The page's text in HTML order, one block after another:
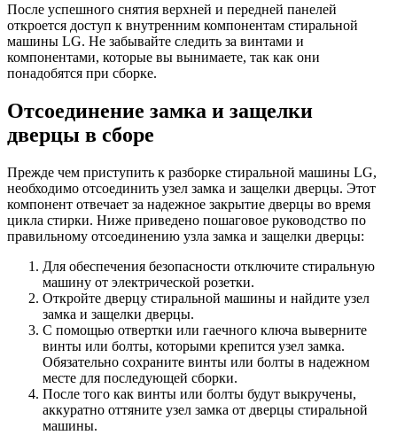
После успешного снятия верхней и передней панелей
откроется доступ к внутренним компонентам стиральной
машины LG. Не забывайте следить за винтами и
компонентами, которые вы вынимаете, так как они
понадобятся при сборке.
Отсоединение замка и защелки
дверцы в сборе
Прежде чем приступить к разборке стиральной машины LG,
необходимо отсоединить узел замка и защелки дверцы. Этот
компонент отвечает за надежное закрытие дверцы во время
цикла стирки. Ниже приведено пошаговое руководство по
правильному отсоединению узла замка и защелки дверцы:
Для обеспечения безопасности отключите стиральную
машину от электрической розетки.
Откройте дверцу стиральной машины и найдите узел
замка и защелки дверцы.
С помощью отвертки или гаечного ключа выверните
винты или болты, которыми крепится узел замка.
Обязательно сохраните винты или болты в надежном
месте для последующей сборки.
После того как винты или болты будут выкручены,
аккуратно оттяните узел замка от дверцы стиральной
машины.